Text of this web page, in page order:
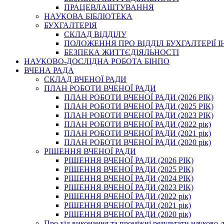
ПРАЦЕВЛАШТУВАННЯ
НАУКОВА БІБЛІОТЕКА
БУХГАЛТЕРІЯ
СКЛАД ВІДДІЛУ
ПОЛОЖЕННЯ ПРО ВІДДІЛ БУХГАЛТЕРІЇ
БЕЗПЕКА ЖИТТЄДІЯЛЬНОСТІ
НАУКОВО-ДОСЛІДНА РОБОТА БІНПО
ВЧЕНА РАДА
СКЛАД ВЧЕНОЇ РАДИ
ПЛАН РОБОТИ ВЧЕНОЇ РАДИ
ПЛАН РОБОТИ ВЧЕНОЇ РАДИ (2026 РІК)
ПЛАН РОБОТИ ВЧЕНОЇ РАДИ (2025 РІК)
ПЛАН РОБОТИ ВЧЕНОЇ РАДИ (2023 РІК)
ПЛАН РОБОТИ ВЧЕНОЇ РАДИ (2022 рік)
ПЛАН РОБОТИ ВЧЕНОЇ РАДИ (2021 рік)
ПЛАН РОБОТИ ВЧЕНОЇ РАДИ (2020 рік)
РІШЕННЯ ВЧЕНОЇ РАДИ
РІШЕННЯ ВЧЕНОЇ РАДИ (2026 РІК)
РІШЕННЯ ВЧЕНОЇ РАДИ (2025 РІК)
РІШЕННЯ ВЧЕНОЇ РАДИ (2024 РІК)
РІШЕННЯ ВЧЕНОЇ РАДИ (2023 РІК)
РІШЕННЯ ВЧЕНОЇ РАДИ (2022 рік)
РІШЕННЯ ВЧЕНОЇ РАДИ (2021 рік)
РІШЕННЯ ВЧЕНОЇ РАДИ (2020 рік)